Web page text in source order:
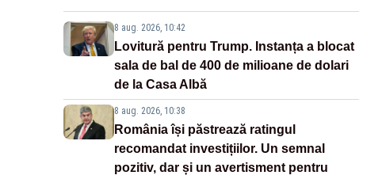
8 aug. 2026, 10:42
Lovitură pentru Trump. Instanța a blocat
sala de bal de 400 de milioane de dolari
de la Casa Albă
8 aug. 2026, 10:38
România își păstrează ratingul
recomandat investițiilor. Un semnal
pozitiv, dar și un avertisment pentru